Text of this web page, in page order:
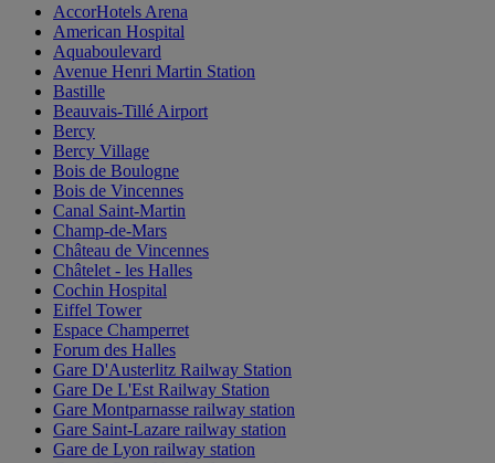
AccorHotels Arena
American Hospital
Aquaboulevard
Avenue Henri Martin Station
Bastille
Beauvais-Tillé Airport
Bercy
Bercy Village
Bois de Boulogne
Bois de Vincennes
Canal Saint-Martin
Champ-de-Mars
Château de Vincennes
Châtelet - les Halles
Cochin Hospital
Eiffel Tower
Espace Champerret
Forum des Halles
Gare D'Austerlitz Railway Station
Gare De L'Est Railway Station
Gare Montparnasse railway station
Gare Saint-Lazare railway station
Gare de Lyon railway station